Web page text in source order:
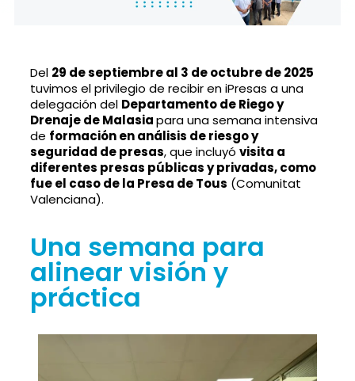
Del 29 de septiembre al 3 de octubre de 2025
tuvimos el privilegio de recibir en iPresas a una
delegación del Departamento de Riego y
Drenaje de Malasiapara una semana intensiva
de formación en análisis de riesgo y
seguridad de presas, que incluyó visita a
diferentes presas públicas y privadas, como
fue el caso de la Presa de Tous (Comunitat
Valenciana).
Una semana para
alinear visión y
práctica